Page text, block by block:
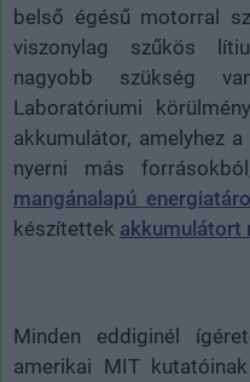
belső égésű motorral
viszonylag szűkös
nagyobb szükség
Laboratóriumi
akkumulátor, amelyhez
nyerni más
mangánalapú
készítettek akkumulátort
Minden eddiginél
amerikai MIT